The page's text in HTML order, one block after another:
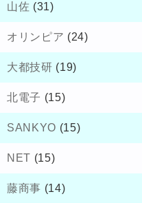
山佐 (31)
オリンピア (24)
大都技研 (19)
北電子 (15)
SANKYO (15)
NET (15)
藤商事 (14)